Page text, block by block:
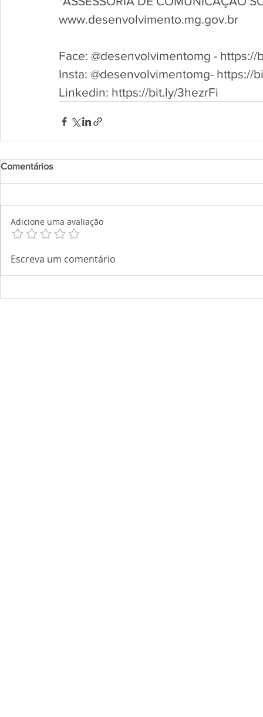
www.desenvolvimento.mg.gov.br
Face: @desenvolvimentomg - https://
Insta: @desenvolvimentomg- https://
Linkedin: https://bit.ly/3hezrFi
Comentários
Adicione uma avaliação
Escreva um comentário